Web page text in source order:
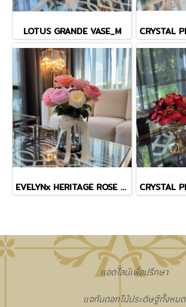
LOTUS GRANDE VASE_M
EVELYNx HERITAGE ROSE BLACK CRYSTAL VASE
แอดไลน์เพื่อปรึกษา
แจกันดอกไม้ประดิษฐ์ทั้งหมด